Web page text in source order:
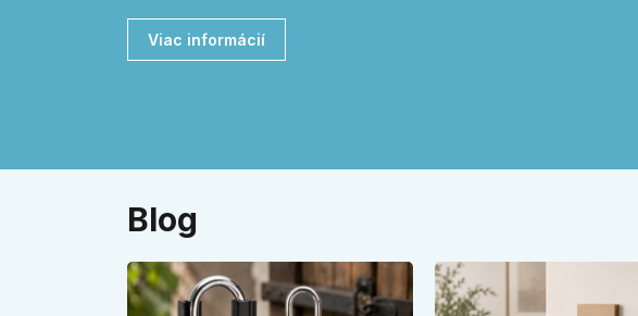
Viac informácií
Blog